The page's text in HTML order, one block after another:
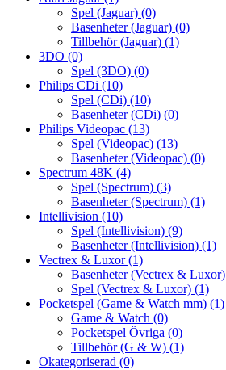
Spel (Jaguar) (0)
Basenheter (Jaguar) (0)
Tillbehör (Jaguar) (1)
3DO (0)
Spel (3DO) (0)
Philips CDi (10)
Spel (CDi) (10)
Basenheter (CDi) (0)
Philips Videopac (13)
Spel (Videopac) (13)
Basenheter (Videopac) (0)
Spectrum 48K (4)
Spel (Spectrum) (3)
Basenheter (Spectrum) (1)
Intellivision (10)
Spel (Intellivision) (9)
Basenheter (Intellivision) (1)
Vectrex & Luxor(1)
Basenheter (Vectrex & Luxor)
Spel (Vectrex & Luxor) (1)
Pocketspel (Game & Watch mm) (1)
Game & Watch (0)
Pocketspel Övriga (0)
Tillbehör (G & W) (1)
Okategoriserad (0)